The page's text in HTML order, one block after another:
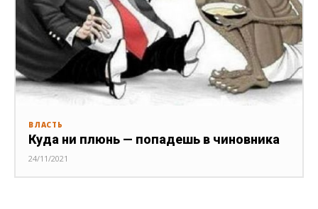
ВЛАСТЬ
Куда ни плюнь — попадешь в чиновника
24/11/2021